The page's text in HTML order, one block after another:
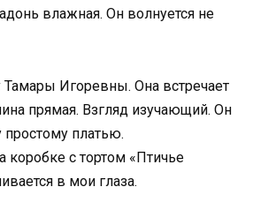
влажная. Он волнуется не
Тамары Игоревны. Она встречает
прямая. Взгляд изучающий. Он
платью.
коробке с тортом «Птичье
в мои глаза.